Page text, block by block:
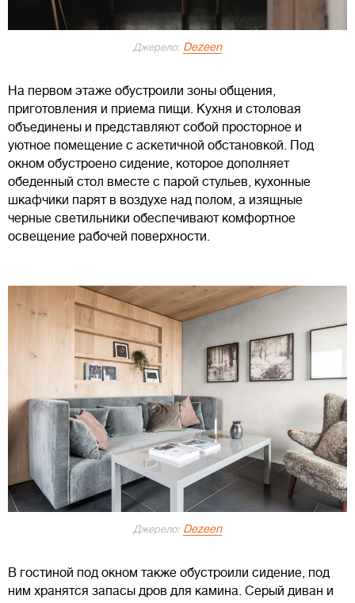
Джерело: Dezeen
На первом этаже обустроили зоны общения,
приготовления и приема пищи. Кухня и столовая
объединены и представляют собой просторное и
уютное помещение с аскетичной обстановкой. Под
окном обустроено сидение, которое дополняет
обеденный стол вместе с парой стульев, кухонные
шкафчики парят в воздухе над полом, а изящные
черные светильники обеспечивают комфортное
освещение рабочей поверхности.
Джерело: Dezeen
В гостиной под окном также обустроили сидение, под
ним хранятся запасы дров для камина. Серый диван и